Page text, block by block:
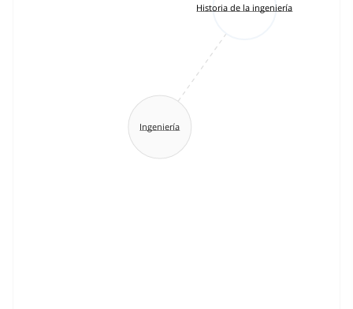
Historia de la ingeniería
Ingeniería